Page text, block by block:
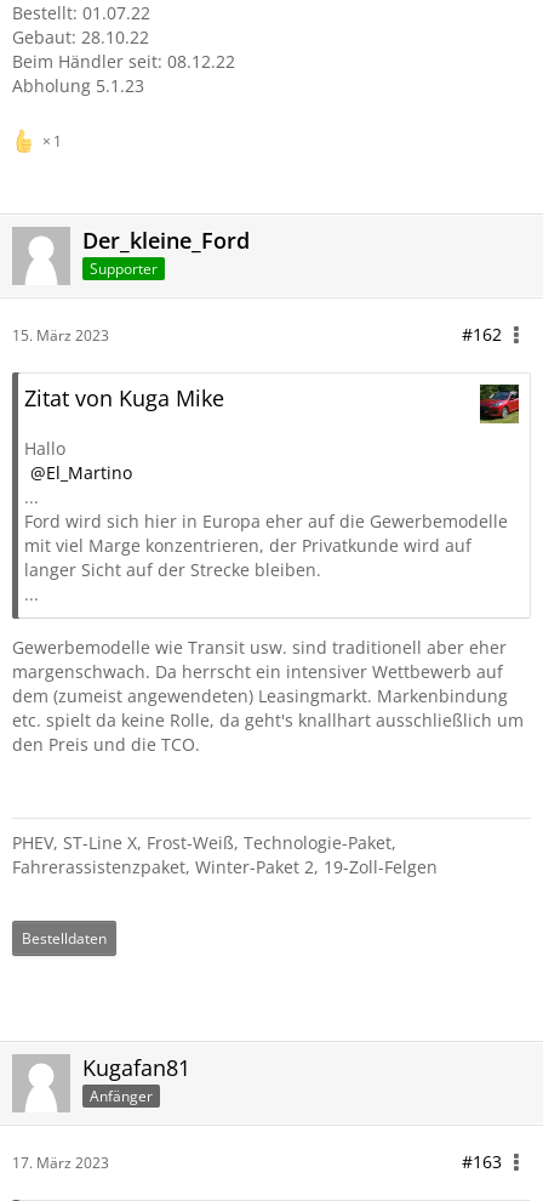
Bestellt: 01.07.22
Gebaut: 28.10.22
Beim Händler seit: 08.12.22
Abholung 5.1.23
1
Der_kleine_Ford
Supporter
15. März 2023 #162
Zitat von Kuga Mike
Hallo
El_Martino
...
Ford wird sich hier in Europa eher auf die Gewerbemodelle
mit viel Marge konzentrieren, der Privatkunde wird auf
langer Sicht auf der Strecke bleiben.
...
Gewerbemodelle wie Transit usw. sind traditionell aber eher
margenschwach. Da herrscht ein intensiver Wettbewerb auf
dem (zumeist angewendeten) Leasingmarkt. Markenbindung
etc. spielt da keine Rolle, da geht's knallhart ausschließlich um
den Preis und die TCO.
PHEV, ST-Line X, Frost-Weiß, Technologie-Paket,
Fahrerassistenzpaket, Winter-Paket 2, 19-Zoll-Felgen
Bestelldaten
Kugafan81
Anfänger
17. März 2023 #163